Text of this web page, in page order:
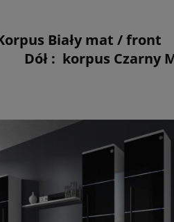
Biały mat / front
Czarny